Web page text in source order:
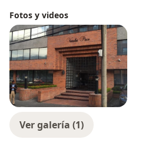
Fotos y videos
Ver galería (1)